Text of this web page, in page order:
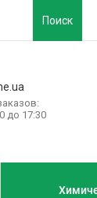
Поиск
до 17:30